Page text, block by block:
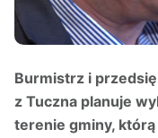
Burmistrz i
z Tuczna planuje
terenie gminy,